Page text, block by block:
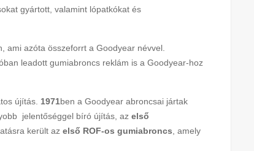
gyártott, valamint lópatkókat és
ami azóta összeforrt a Goodyear névvel.
leadott gumiabroncs reklám is a Goodyear-hoz
újítás. 1971ben a Goodyear abroncsai jártak
jelentőséggel bíró újítás, azelső
került azelső ROF-os gumiabroncs , amely